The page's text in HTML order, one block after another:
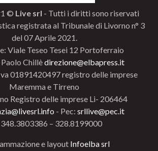
© Live srl - Tutti i diritti sono riservati
registrata al Tribunale di Livorno n° 3
del 07 Aprile 2021.
Viale Teseo Tesei 12 Portoferraio
Chillèdirezione@elbapress.it
Iva 01891420497 registro delle imprese
Maremma e Tirreno
Registro delle imprese Li- 206464
- Pec: srllive@pec.it
348.3803386 – 328.8199000
e layout Infoelba srl